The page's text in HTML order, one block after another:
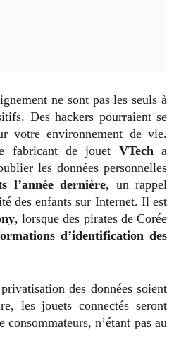
ne sont pas les seuls à
Des hackers pourraient se
votre environnement de vie.
fabricant de jouet VTech a
les données personnelles
l’année dernière, un rappel
des enfants sur Internet. Il est
, lorsque des pirates de Corée
d’identification des
des données soient
les jouets connectés seront
n’étant pas au